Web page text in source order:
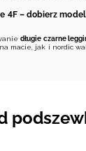
4F – dobierz
długie czarne
macie, jak i nordic
regenerację